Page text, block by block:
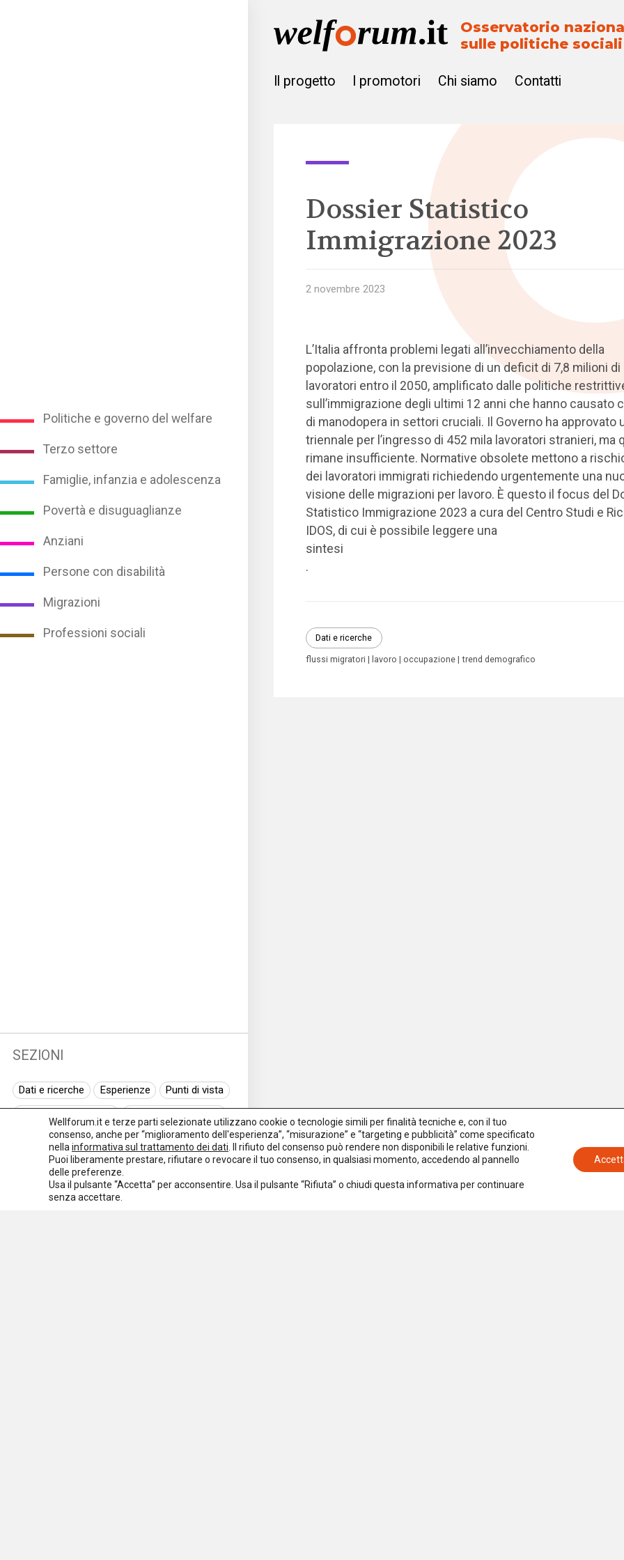
Politiche e governo del welfare
Terzo settore
Famiglie, infanzia e adolescenza
Povertà e disuguaglianze
Anziani
Persone con disabilità
Migrazioni
Professioni sociali
SEZIONI
Dati e ricerche Esperienze
Punti di vista
Normativa europea
Rassegna normativa
I seminari di Welforum
Eventi
Spazio ai promotori
Osservatorio
sulle politiche sociali
Il progetto I promotori Chi siamo Contatti
Dossier Statistico
Immigrazione 2023
2 novembre 2023
L’Italia affronta problemi legati all’invecchiamento della
popolazione, con la previsione di un deficit di 7,8 milioni di
lavoratori entro il 2050, amplificato dalle politiche
sull’immigrazione degli ultimi 12 anni che hanno causato
di manodopera in settori cruciali. Il Governo ha approvato
triennale per l’ingresso di 452 mila lavoratori stranieri, ma
rimane insufficiente. Normative obsolete mettono a
dei lavoratori immigrati richiedendo urgentemente una
visione delle migrazioni per lavoro. È questo il focus del
Statistico Immigrazione 2023 a cura del Centro Studi e
IDOS, di cui è possibile leggere una
sintesi
.
Dati e ricerche
flussi migratori lavoro occupazione trend demografico
Wellforum.it e terze parti selezionate utilizzano cookie o tecnologie simili per finalità tecniche e, con il tuo
consenso, anche per “miglioramento dell'esperienza”, “misurazione” e “targeting e pubblicità” come specificato
nella informativa sul trattamento dei dati . Il rifiuto del consenso può rendere non disponibili le relative funzioni.
Puoi liberamente prestare, rifiutare o revocare il tuo consenso, in qualsiasi momento, accedendo al pannello
delle preferenze.
Usa il pulsante “Accetta” per acconsentire. Usa il pulsante “Rifiuta” o chiudi questa informativa per continuare
senza accettare.